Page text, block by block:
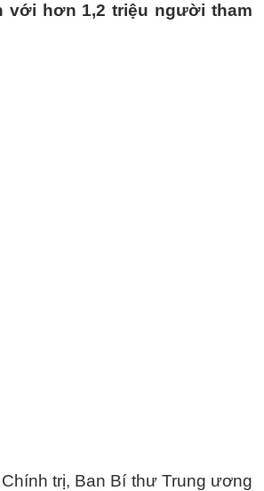
với hơn 1,2 triệu người tham
trị, Ban Bí thư Trung ương